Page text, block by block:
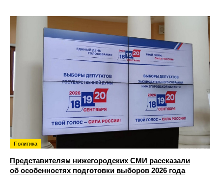
Политика
Представителям нижегородских СМИ рассказали
об особенностях подготовки выборов 2026 года